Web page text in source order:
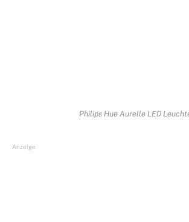
Philips Hue Aurelle LED
Anzeige